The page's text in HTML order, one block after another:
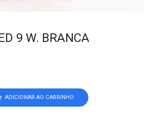
9 W. BRANCA
ADICIONAR AO CARRINHO